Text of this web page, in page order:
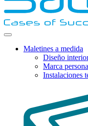
Maletines a medida
Diseño
Marca
Instalaciones